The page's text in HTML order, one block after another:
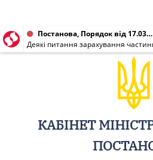
Постанова, Порядок від 17.03.2021 № 232